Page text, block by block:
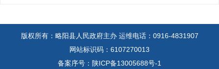
版权所有：略阳县人民政府主办 运维电话：0916-4831907
网站标识码：6107270013
备案序号：陕ICP备13005688号-1